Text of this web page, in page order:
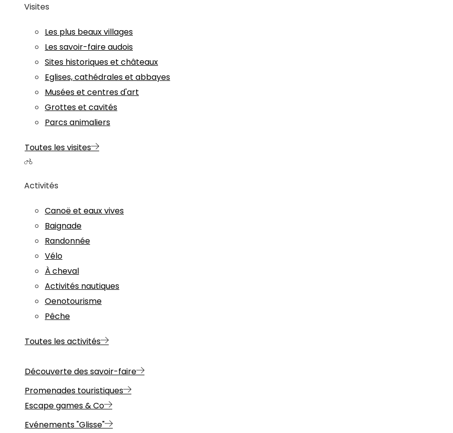
Visites
Les plus beaux villages
Les savoir-faire audois
Sites historiques et châteaux
Eglises, cathédrales et abbayes
Musées et centres d'art
Grottes et cavités
Parcs animaliers
Toutes les visites
Activités
Canoë et eaux vives
Baignade
Randonnée
Vélo
À cheval
Activités nautiques
Oenotourisme
Pêche
Toutes les activités
Découverte des savoir-faire
Promenades touristiques
Escape games & Co
Evénements "Glisse"